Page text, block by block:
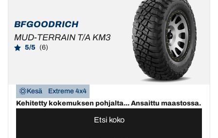
BFGOODRICH
MUD-TERRAIN T/A KM3
5/5 (6)
Kesä
Extreme 4x4
Kehitetty kokemuksen pohjalta... Ansaittu maastossa.
Etsi koko